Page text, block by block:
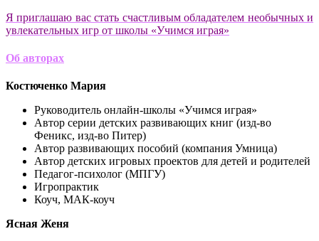
Я приглашаю вас стать счастливым обладателем необычных и
увлекательных игр от школы «Учимся играя»
Об авторах
Костюченко Мария
Руководитель онлайн-школы «Учимся играя»
Автор серии детских развивающих книг (изд-во
Феникс, изд-во Питер)
Автор развивающих пособий (компания Умница)
Автор детских игровых проектов для детей и родителей
Педагог-психолог (МПГУ)
Игропрактик
Коуч, МАК-коуч
Ясная Женя